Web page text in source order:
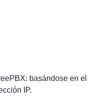
basándose en el
IP.